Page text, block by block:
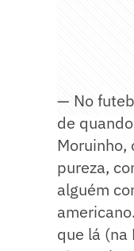
— No
de
Moruinho,
pureza,
alguém
que lá (na